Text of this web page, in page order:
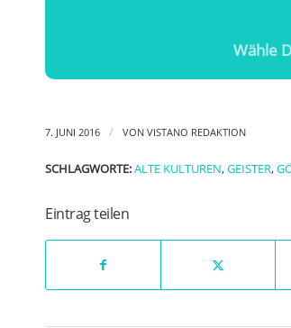
Wähle
7. JUNI 2016 / VON VISTANO REDAKTION
SCHLAGWORTE:ALTE KULTUREN,GEISTER,
Eintrag teilen